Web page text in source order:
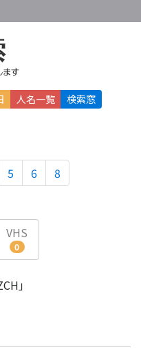
人名一覧 検索窓
5 6 8
VHS
0
」